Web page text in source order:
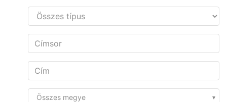
Összes megye